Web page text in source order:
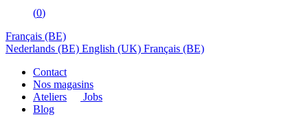
(0)
Français (BE)
Nederlands (BE) English (UK) Français (BE)
Contact
Nos magasins
Ateliers
Jobs
Blog